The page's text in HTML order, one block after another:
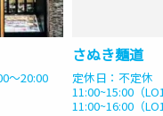
〜20:00
さぬき麺道
定休日：不定休
11:00~15:00（
11:00~16:00（